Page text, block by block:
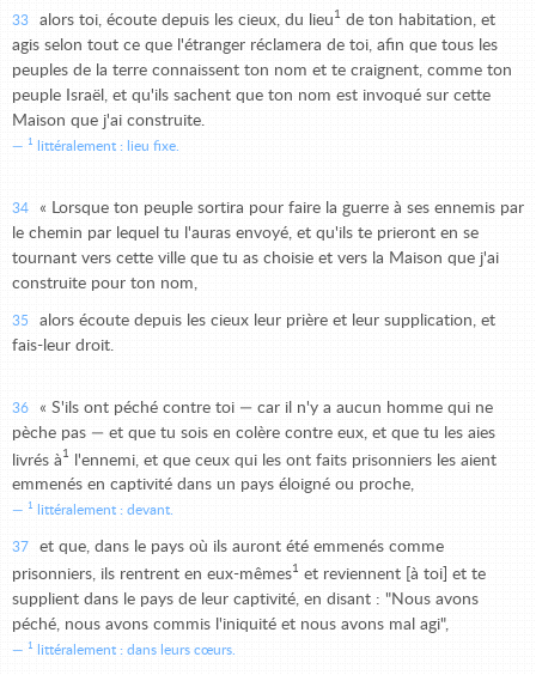
33 alors toi, écoute depuis les cieux, du lieu 1 de ton habitation, et
agis selon tout ce que l'étranger réclamera de toi, afin que tous les
peuples de la terre connaissent ton nom et te craignent, comme ton
peuple Israël, et qu'ils sachent que ton nom est invoqué sur cette
Maison que j'ai construite.
1 littéralement : lieu fixe.
34
« Lorsque ton peuple sortira pour faire la guerre à ses ennemis par
le chemin par lequel tu l'auras envoyé, et qu'ils te prieront en se
tournant vers cette ville que tu as choisie et vers la Maison que j'ai
construite pour ton nom,
35
alors écoute depuis les cieux leur prière et leur supplication, et
fais-leur droit.
36
« S'ils ont péché contre toi — car il n'y a aucun homme qui ne
pèche pas — et que tu sois en colère contre eux, et que tu les aies
livrés à 1
l'ennemi, et que ceux qui les ont faits prisonniers les aient
emmenés en captivité dans un pays éloigné ou proche,
1 littéralement : devant.
37
et que, dans le pays où ils auront été emmenés comme
prisonniers, ils rentrent en eux-mêmes1 et reviennent [à toi] et te
supplient dans le pays de leur captivité, en disant : "Nous avons
péché, nous avons commis l'iniquité et nous avons mal agi",
1 littéralement : dans leurs cœurs.